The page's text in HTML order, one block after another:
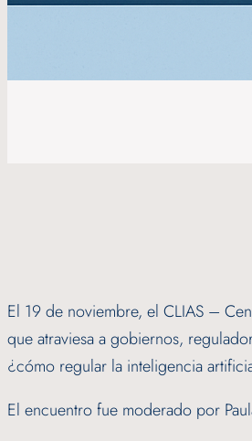
El 19 de noviembre, el CLIAS –
que atraviesa a gobiernos,
¿cómo regular la inteligencia
El encuentro fue moderado por